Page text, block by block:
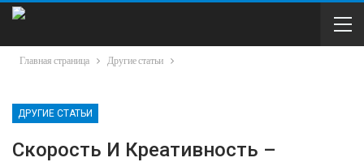
Главная страница Другие статьи
ДРУГИЕ СТАТЬИ
Скорость И Креативность –